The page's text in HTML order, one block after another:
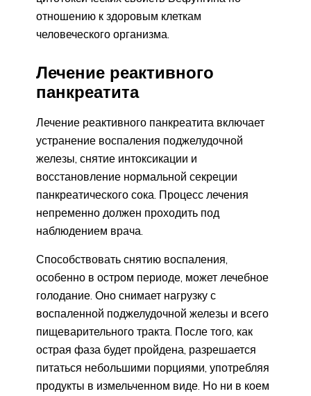
отношению к здоровым клеткам
человеческого организма.
Лечение реактивного
панкреатита
Лечение реактивного панкреатита включает
устранение воспаления поджелудочной
железы, снятие интоксикации и
восстановление нормальной секреции
панкреатического сока. Процесс лечения
непременно должен проходить под
наблюдением врача.
Способствовать снятию воспаления,
особенно в остром периоде, может лечебное
голодание. Оно снимает нагрузку с
воспаленной поджелудочной железы и всего
пищеварительного тракта. После того, как
острая фаза будет пройдена, разрешается
питаться небольшими порциями, употребляя
продукты в измельченном виде. Но ни в коем